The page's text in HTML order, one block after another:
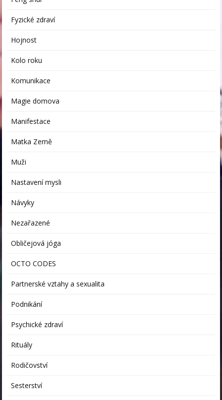
Fyzické zdraví
Hojnost
Kolo roku
Komunikace
Magie domova
Manifestace
Matka Země
Muži
Nastavení mysli
Návyky
Nezařazené
Obličejová jóga
OCTO CODES
Partnerské vztahy a sexualita
Podnikání
Psychické zdraví
Rituály
Rodičovství
Sesterství